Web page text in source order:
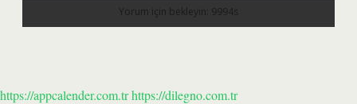
https://appcalender.com.trhttps://dilegno.com.tr